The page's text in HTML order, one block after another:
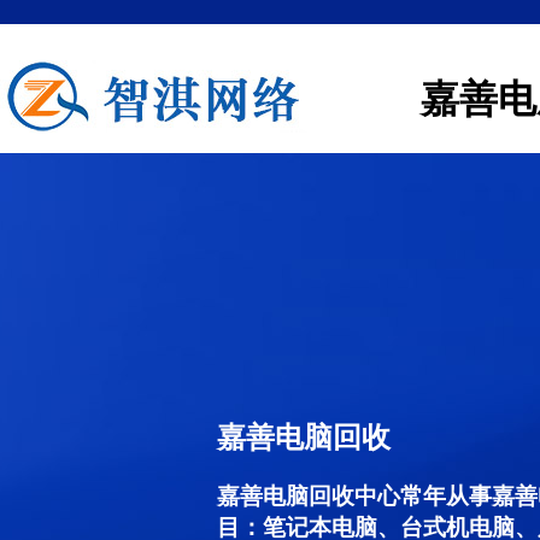
嘉善
嘉善电脑回收
嘉善电脑回收中心常年从事嘉
目：笔记本电脑、台式机电脑